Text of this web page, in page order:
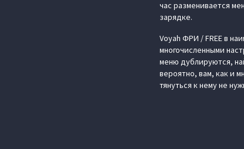
час разменивается
зарядке.
Voyah ФРИ / FREE в
многочисленными
меню дублируются,
вероятно, вам, как и
тянуться к нему не